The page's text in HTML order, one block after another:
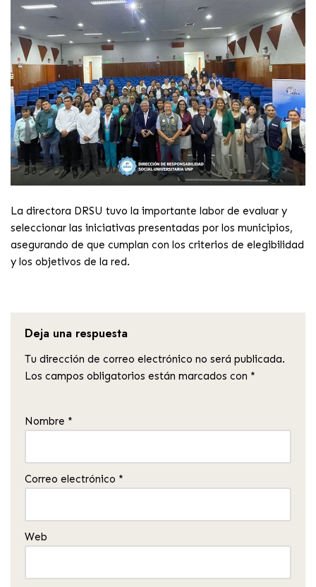
La directora DRSU tuvo la importante labor de evaluar y
seleccionar las iniciativas presentadas por los municipios,
asegurando de que cumplan con los criterios de elegibilidad
y los objetivos de la red.
Deja una respuesta
Tu dirección de correo electrónico no será publicada.
Los campos obligatorios están marcados con *
Nombre *
Correo electrónico *
Web